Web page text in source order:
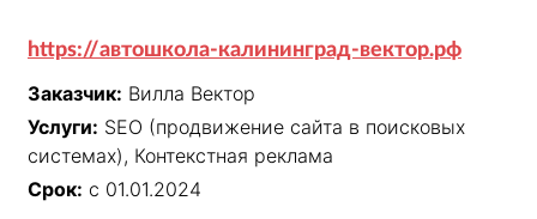
https://автошкола-калининград-вектор.рф
Заказчик: Вилла Вектор
Услуги: SEO (продвижение сайта в поисковых
системах), Контекстная реклама
Срок: с 01.01.2024